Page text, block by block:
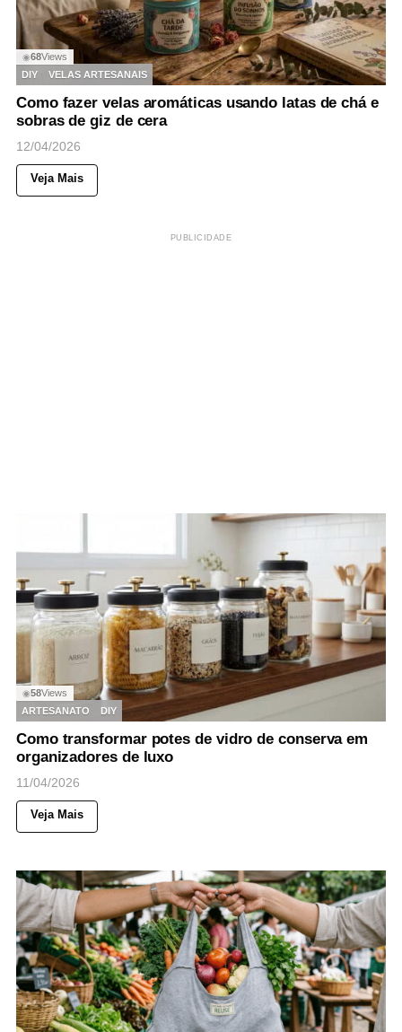
◉68Views
DIY
VELAS ARTESANAIS
Como fazer velas aromáticas usando latas de chá e
sobras de giz de cera
12/04/2026
Veja Mais
PUBLICIDADE
◉58Views
ARTESANATO
DIY
Como transformar potes de vidro de conserva em
organizadores de luxo
11/04/2026
Veja Mais